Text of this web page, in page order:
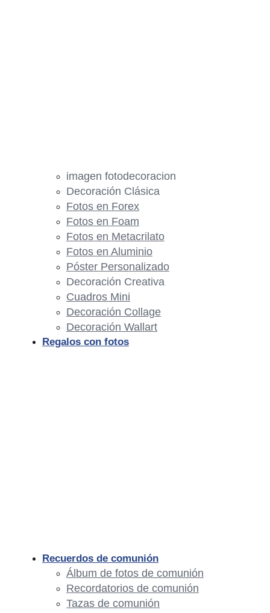
imagen fotodecoracion
Decoración Clásica
Fotos en Forex
Fotos en Foam
Fotos en Metacrilato
Fotos en Aluminio
Póster Personalizado
Decoración Creativa
Cuadros Mini
Decoración Collage
Decoración Wallart
Regalos con fotos
Recuerdos de comunión
Álbum de fotos de comunión
Recordatorios de comunión
Tazas de comunión